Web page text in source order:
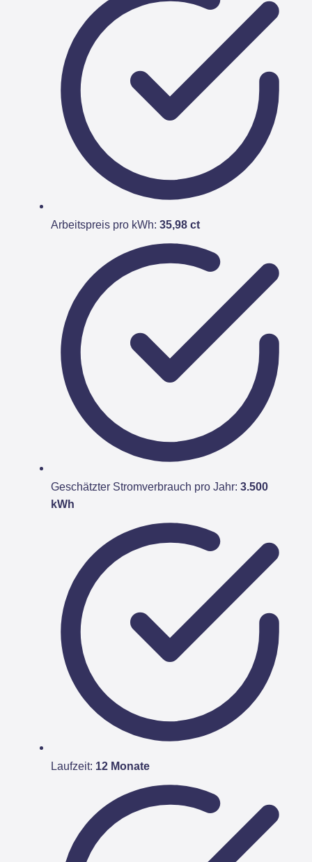
Arbeitspreis pro kWh: 35,98 ct
Geschätzter Stromverbrauch pro Jahr: 3.500
kWh
Laufzeit: 12 Monate